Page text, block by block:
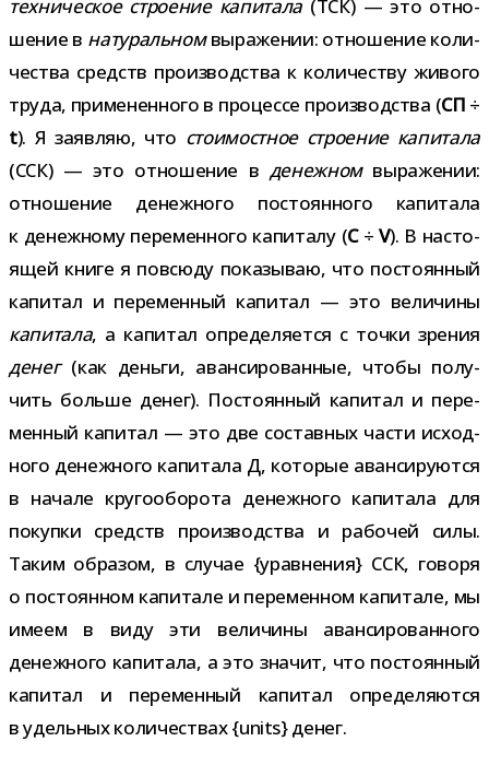
тех­ни­че­ское стро­е­ние капи­тала (ТСК) — это отно­
ше­ние в нату­раль­номвыра­же­нии: отно­ше­ние коли­
че­ства средств про­из­вод­ства к коли­че­ству живого
труда, при­ме­нен­ного в про­цессе про­из­вод­ства (СП ÷
t). Я заяв­ляю, что сто­и­мост­ное стро­е­ние капи­тала
(ССК) — это отно­ше­ние в денеж­ном выра­же­нии:
отно­ше­ние денеж­ного посто­ян­ного капи­тала
к денеж­ному пере­мен­ного капи­талу (C÷V). В насто­
я­щей книге я повсюду пока­зы­ваю, что посто­ян­ный
капи­тал и пере­мен­ный капи­тал — это вели­чины
капи­тала, а капи­тал опре­де­ля­ется с точки зре­ния
денег (как деньги, аван­си­ро­ван­ные, чтобы полу­
чить больше денег). Постоянный капи­тал и пере­
мен­ный капи­тал — это две состав­ных части исход­
ного денеж­ного капи­тала Д, кото­рые аван­си­ру­ются
в начале кру­го­обо­рота денеж­ного капи­тала для
покупки средств про­из­вод­ства и рабо­чей силы.
Таким обра­зом, в слу­чае {урав­не­ния} ССК, говоря
о посто­ян­ном капи­тале и пере­мен­ном капи­тале, мы
имеем в виду эти вели­чины аван­си­ро­ван­ного
денеж­ного капи­тала, а это зна­чит, что посто­ян­ный
капи­тал и пере­мен­ный капи­тал опре­де­ля­ются
в удель­ных коли­че­ствах {units} денег.